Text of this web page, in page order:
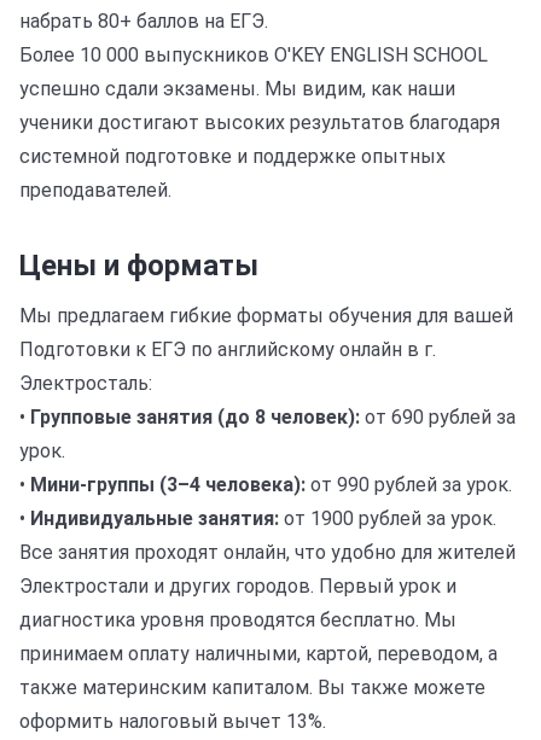
набрать 80+ баллов на ЕГЭ.
Более 10 000 выпускников O'KEY ENGLISH SCHOOL
успешно сдали экзамены. Мы видим, как наши
ученики достигают высоких результатов благодаря
системной подготовке и поддержке опытных
преподавателей.
Цены и форматы
Мы предлагаем гибкие форматы обучения для вашей
Подготовки к ЕГЭ по английскому онлайн в г.
Электросталь:
• Групповые занятия (до 8 человек): от 690 рублей за
урок.
• Мини-группы (3–4 человека): от 990 рублей за урок.
• Индивидуальные занятия: от 1900 рублей за урок.
Все занятия проходят онлайн, что удобно для жителей
Электростали и других городов. Первый урок и
диагностика уровня проводятся бесплатно. Мы
принимаем оплату наличными, картой, переводом, а
также материнским капиталом. Вы также можете
оформить налоговый вычет 13%.